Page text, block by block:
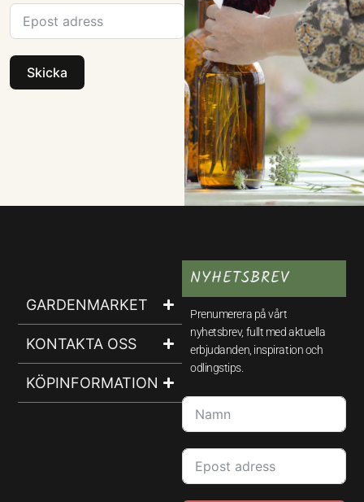
Skicka
GARDENMARKET
KONTAKTA OSS
KÖPINFORMATION
NYHETSBREV
Prenumerera på vårt
nyhetsbrev, fullt med aktuella
erbjudanden, inspiration och
odlingstips.